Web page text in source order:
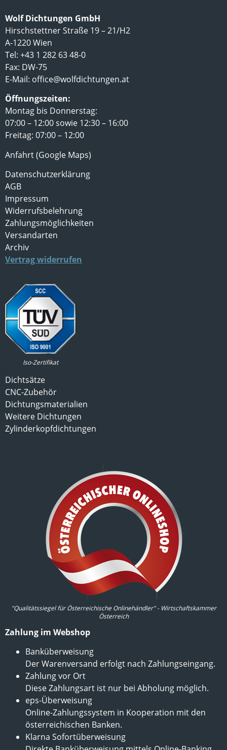
Wolf Dichtungen GmbH
Hirschstettner Straße 19 – 21/H2
A-1220 Wien
Tel: +43 1 282 63 48-0
Fax: DW-75
E-Mail: office@wolfdichtungen.at
Öffnungszeiten:
Montag bis Donnerstag:
07:00 – 12:00 sowie 12:30 – 16:00
Freitag: 07:00 – 12:00
Anfahrt (Google Maps)
Datenschutzerklärung
AGB
Impressum
Widerrufsbelehrung
Zahlungsmöglichkeiten
Versandarten
Archiv
Vertrag widerrufen
Iso-Zertifikat
Dichtsätze
CNC-Zubehör
Dichtungsmaterialien
Weitere Dichtungen
Zylinderkopfdichtungen
"Qualitätssiegel für Österreichische Onlinehändler" - Wirtschaftskammer
Österreich
Zahlung im Webshop
Banküberweisung
Der Warenversand erfolgt nach Zahlungseingang.
Zahlung vor Ort
Diese Zahlungsart ist nur bei Abholung möglich.
eps-Überweisung
Online-Zahlungssystem in Kooperation mit den
österreichischen Banken.
Klarna Sofortüberweisung